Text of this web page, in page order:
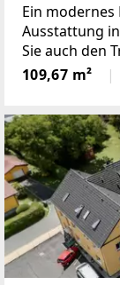
Ein
Ausstattung
Sie auch den
möchten,
Wagna/
109,67 m²